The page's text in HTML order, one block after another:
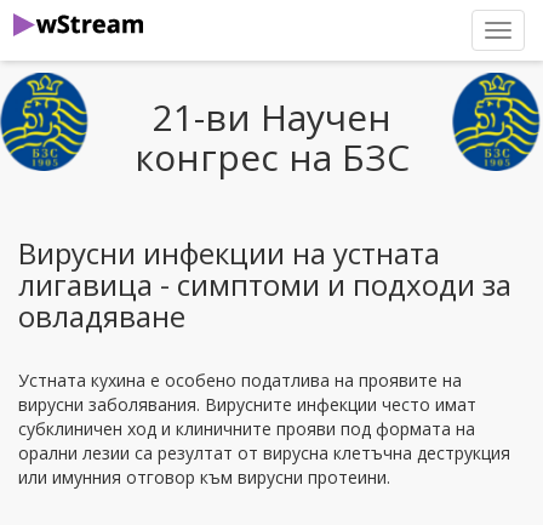
21-ви Научен
конгрес на БЗС
Вирусни инфекции на устната
лигавица - симптоми и подходи за
овладяване
Устната кухина е особено податлива на проявите на
вирусни заболявания. Вирусните инфекции често имат
субклиничен ход и клиничните прояви под формата на
орални лезии са резултат от вирусна клетъчна деструкция
или имунния отговор към вирусни протеини.